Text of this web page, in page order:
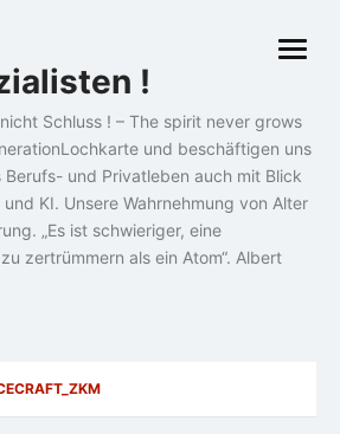
!
Schluss ! – The spirit never grows
und beschäftigen uns
Berufs- und Privatleben auch mit Blick
KI. Unsere Wahrnehmung von Alter
„Es ist schwieriger, eine
zertrümmern als ein Atom“. Albert
open